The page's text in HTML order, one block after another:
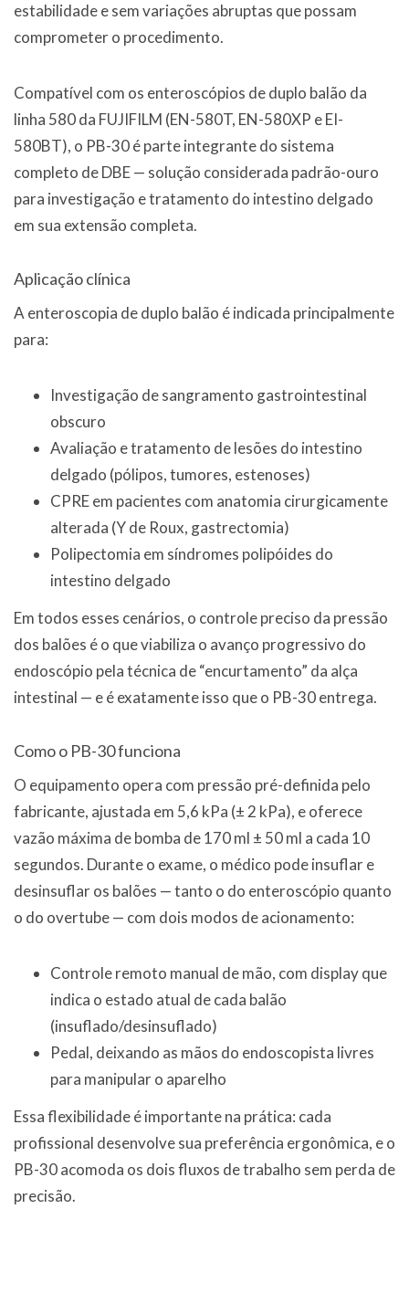
estabilidade e sem variações abruptas que possam
comprometer o procedimento.
Compatível com os enteroscópios de duplo balão da
linha 580 da FUJIFILM (EN-580T, EN-580XP e EI-
580BT), o PB-30 é parte integrante do sistema
completo de DBE — solução considerada padrão-ouro
para investigação e tratamento do intestino delgado
em sua extensão completa.
Aplicação clínica
A enteroscopia de duplo balão é indicada principalmente
para:
Investigação de sangramento gastrointestinal
obscuro
Avaliação e tratamento de lesões do intestino
delgado (pólipos, tumores, estenoses)
CPRE em pacientes com anatomia cirurgicamente
alterada (Y de Roux, gastrectomia)
Polipectomia em síndromes polipóides do
intestino delgado
Em todos esses cenários, o controle preciso da pressão
dos balões é o que viabiliza o avanço progressivo do
endoscópio pela técnica de “encurtamento” da alça
intestinal — e é exatamente isso que o PB-30 entrega.
Como o PB-30 funciona
O equipamento opera com pressão pré-definida pelo
fabricante, ajustada em 5,6 kPa (± 2 kPa), e oferece
vazão máxima de bomba de 170 ml ± 50 ml a cada 10
segundos. Durante o exame, o médico pode insuflar e
desinsuflar os balões — tanto o do enteroscópio quanto
o do overtube — com dois modos de acionamento:
Controle remoto manual de mão, com display que
indica o estado atual de cada balão
(insuflado/desinsuflado)
Pedal, deixando as mãos do endoscopista livres
para manipular o aparelho
Essa flexibilidade é importante na prática: cada
profissional desenvolve sua preferência ergonômica, e o
PB-30 acomoda os dois fluxos de trabalho sem perda de
precisão.